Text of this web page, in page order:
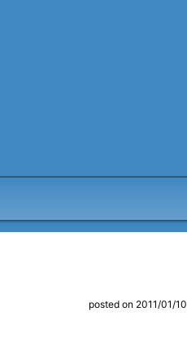
posted on 2011/01/10